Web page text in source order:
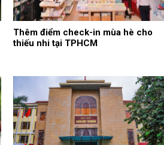
Thêm điểm check-in mùa hè cho
thiếu nhi tại TPHCM